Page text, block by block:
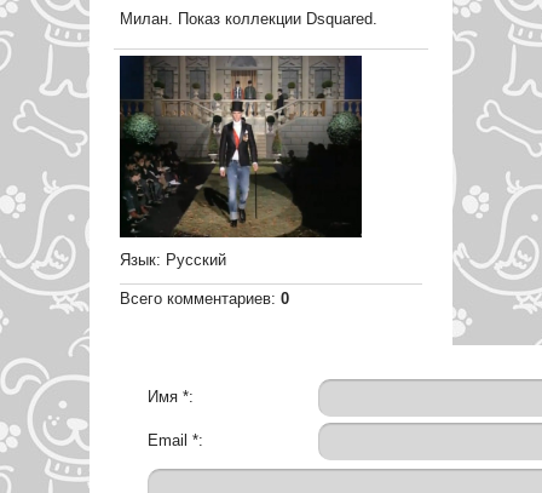
Милан. Показ коллекции Dsquared.
Язык: Русский
Всего комментариев: 0
Имя *:
Email *: